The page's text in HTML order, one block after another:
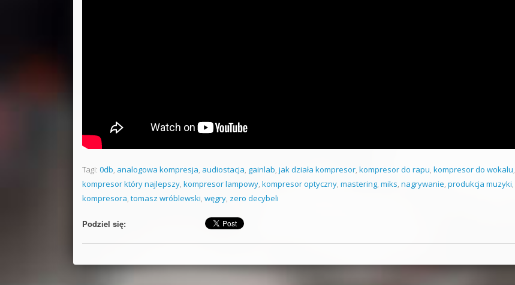
Tagi: 0db, analogowa kompresja, audiostacja, gainlab, jak działa kompresor, kompresor do rapu, kompresor do wokalu,
kompresor który najlepszy, kompresor lampowy, kompresor optyczny, mastering, miks, nagrywanie, produkcja muzyki,
kompresora, tomasz wróblewski, węgry, zero decybeli
Podziel się: